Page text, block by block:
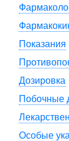
Показания
Дозировка
Побочные
Особые